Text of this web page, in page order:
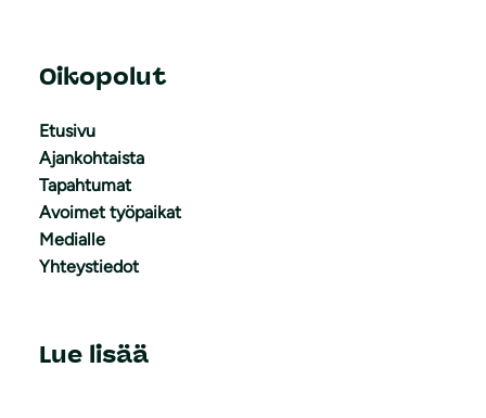
Oikopolut
Etusivu
Ajankohtaista
Tapahtumat
Avoimet työpaikat
Medialle
Yhteystiedot
Lue lisää